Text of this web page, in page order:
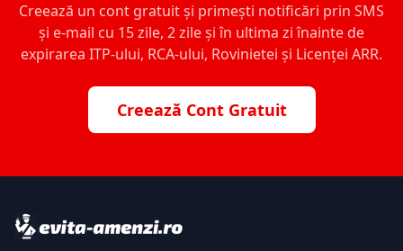
Creează un cont gratuit și primești notificări prin SMS
și e-mail cu 15 zile, 2 zile și în ultima zi înainte de
expirarea ITP-ului, RCA-ului, Rovinietei și Licenței ARR.
Creează Cont Gratuit